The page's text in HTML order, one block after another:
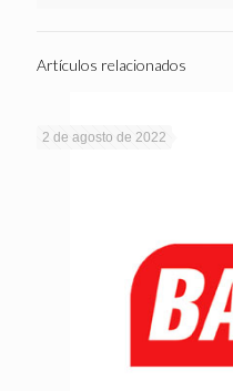
Artículos relacionados
2 de agosto de 2022